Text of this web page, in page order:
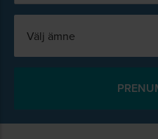
Välj ämne